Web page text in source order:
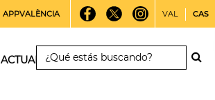
APPVALÈNCIA VAL CAS
ACTUALIDAD